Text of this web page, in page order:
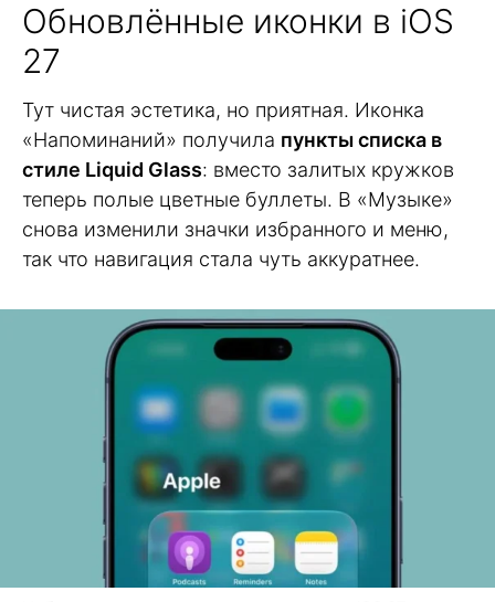
Обновлённые иконки в iOS
27
Тут чистая эстетика, но приятная. Иконка
«Напоминаний» получила пункты списка в
стиле Liquid Glass: вместо залитых кружков
теперь полые цветные буллеты. В «Музыке»
снова изменили значки избранного и меню,
так что навигация стала чуть аккуратнее.